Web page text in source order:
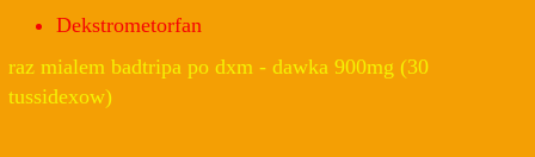
Dekstrometorfan
raz mialem badtripa po dxm - dawka 900mg (30
tussidexow)